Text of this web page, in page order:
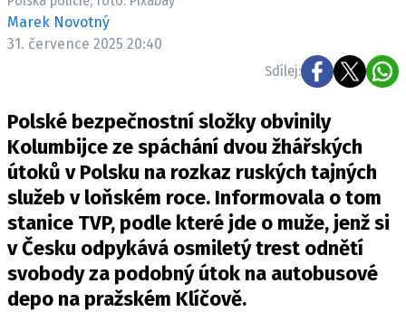
KONTAKT
VYDAVATEL
INZERCE
OSOBNÍ ÚDAJE / COOKIES
VOLNÁ MÍSTA
Marek Novotný
31. července 2025 20:40
Sdílej:
Polské bezpečnostní složky obvinily
Kolumbijce ze spáchání dvou žhářských
útoků v Polsku na rozkaz ruských tajných
služeb v loňském roce. Informovala o tom
stanice TVP, podle které jde o muže, jenž si
v Česku odpykává osmiletý trest odnětí
svobody za podobný útok na autobusové
depo na pražském Klíčově.